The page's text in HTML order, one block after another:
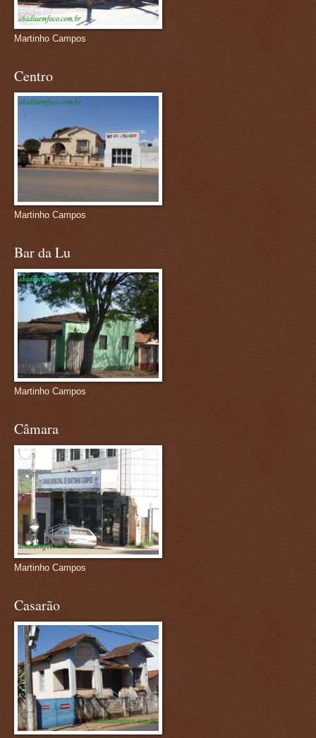
Martinho Campos
Centro
Martinho Campos
Bar da Lu
Martinho Campos
Câmara
Martinho Campos
Casarão